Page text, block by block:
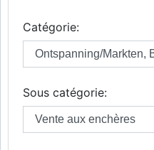
Catégorie:
Sous catégorie: